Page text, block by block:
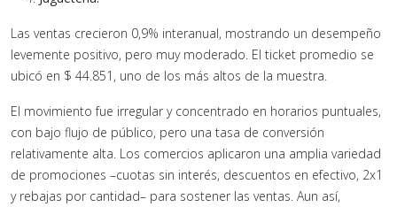
Las ventas crecieron 0,9% interanual, mostrando un desempeño
levemente positivo, pero muy moderado. El ticket promedio se
ubicó en $ 44.851, uno de los más altos de la muestra.
El movimiento fue irregular y concentrado en horarios puntuales,
con bajo flujo de público, pero una tasa de conversión
relativamente alta. Los comercios aplicaron una amplia variedad
de promociones –cuotas sin interés, descuentos en efectivo, 2x1
y rebajas por cantidad– para sostener las ventas. Aun así,